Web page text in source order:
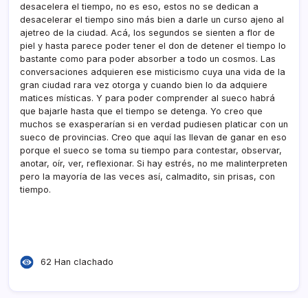
desacelera el tiempo, no es eso, estos no se dedican a
desacelerar el tiempo sino más bien a darle un curso ajeno al
ajetreo de la ciudad. Acá, los segundos se sienten a flor de
piel y hasta parece poder tener el don de detener el tiempo lo
bastante como para poder absorber a todo un cosmos. Las
conversaciones adquieren ese misticismo cuya una vida de la
gran ciudad rara vez otorga y cuando bien lo da adquiere
matices mí­sticas. Y para poder comprender al sueco habrá
que bajarle hasta que el tiempo se detenga. Yo creo que
muchos se exasperarí­an si en verdad pudiesen platicar con un
sueco de provincias. Creo que aquí­ las llevan de ganar en eso
porque el sueco se toma su tiempo para contestar, observar,
anotar, oí­r, ver, reflexionar. Si hay estrés, no me malinterpreten
pero la mayorí­a de las veces así­, calmadito, sin prisas, con
tiempo.
62 Han clachado